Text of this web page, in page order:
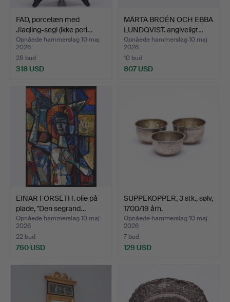
FAD, porcelæn med
Jiaqiing-segl (ikke peri…
Opnåede hammerslag 10 maj
2026
28 bud
318 USD
MÄRTA BROÉN OCH EBBA
LUNDQVIST. angiveligt…
Opnåede hammerslag 10 maj
2026
10 bud
807 USD
EINAR FORSETH. olie på
plade, "Den segrand…
Opnåede hammerslag 10 maj
2026
22 bud
760 USD
SUPPEKOPPER, 3 stk., sølv,
1700/19 årh.
Opnåede hammerslag 10 maj
2026
7 bud
129 USD